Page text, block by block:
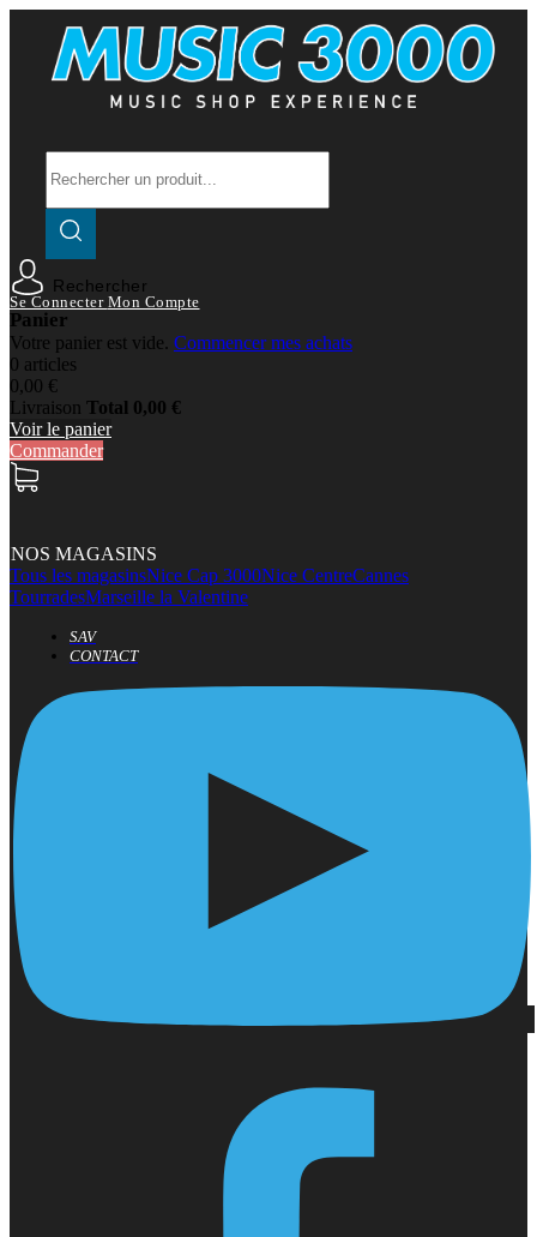
Rechercher
Se Connecter Mon Compte
Panier
Votre panier est vide. Commencer mes achats
0 articles
0,00 €
Livraison Total 0,00 €
Voir le panier
Commander
NOS MAGASINS
Tous les magasinsNice Cap 3000Nice CentreCannes
TourradesMarseille la Valentine
SAV
CONTACT